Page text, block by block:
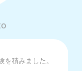
積みました。